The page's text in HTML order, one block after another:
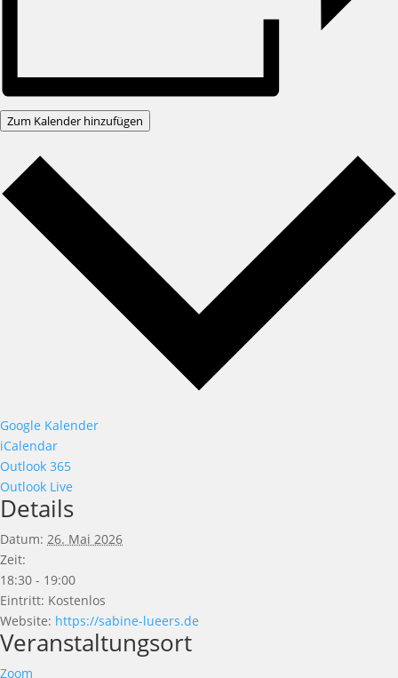
Zum Kalender hinzufügen
Google Kalender
iCalendar
Outlook 365
Outlook Live
Details
Datum: 26. Mai 2026
Zeit:
18:30 - 19:00
Eintritt: Kostenlos
Website: https://sabine-lueers.de
Veranstaltungsort
Zoom